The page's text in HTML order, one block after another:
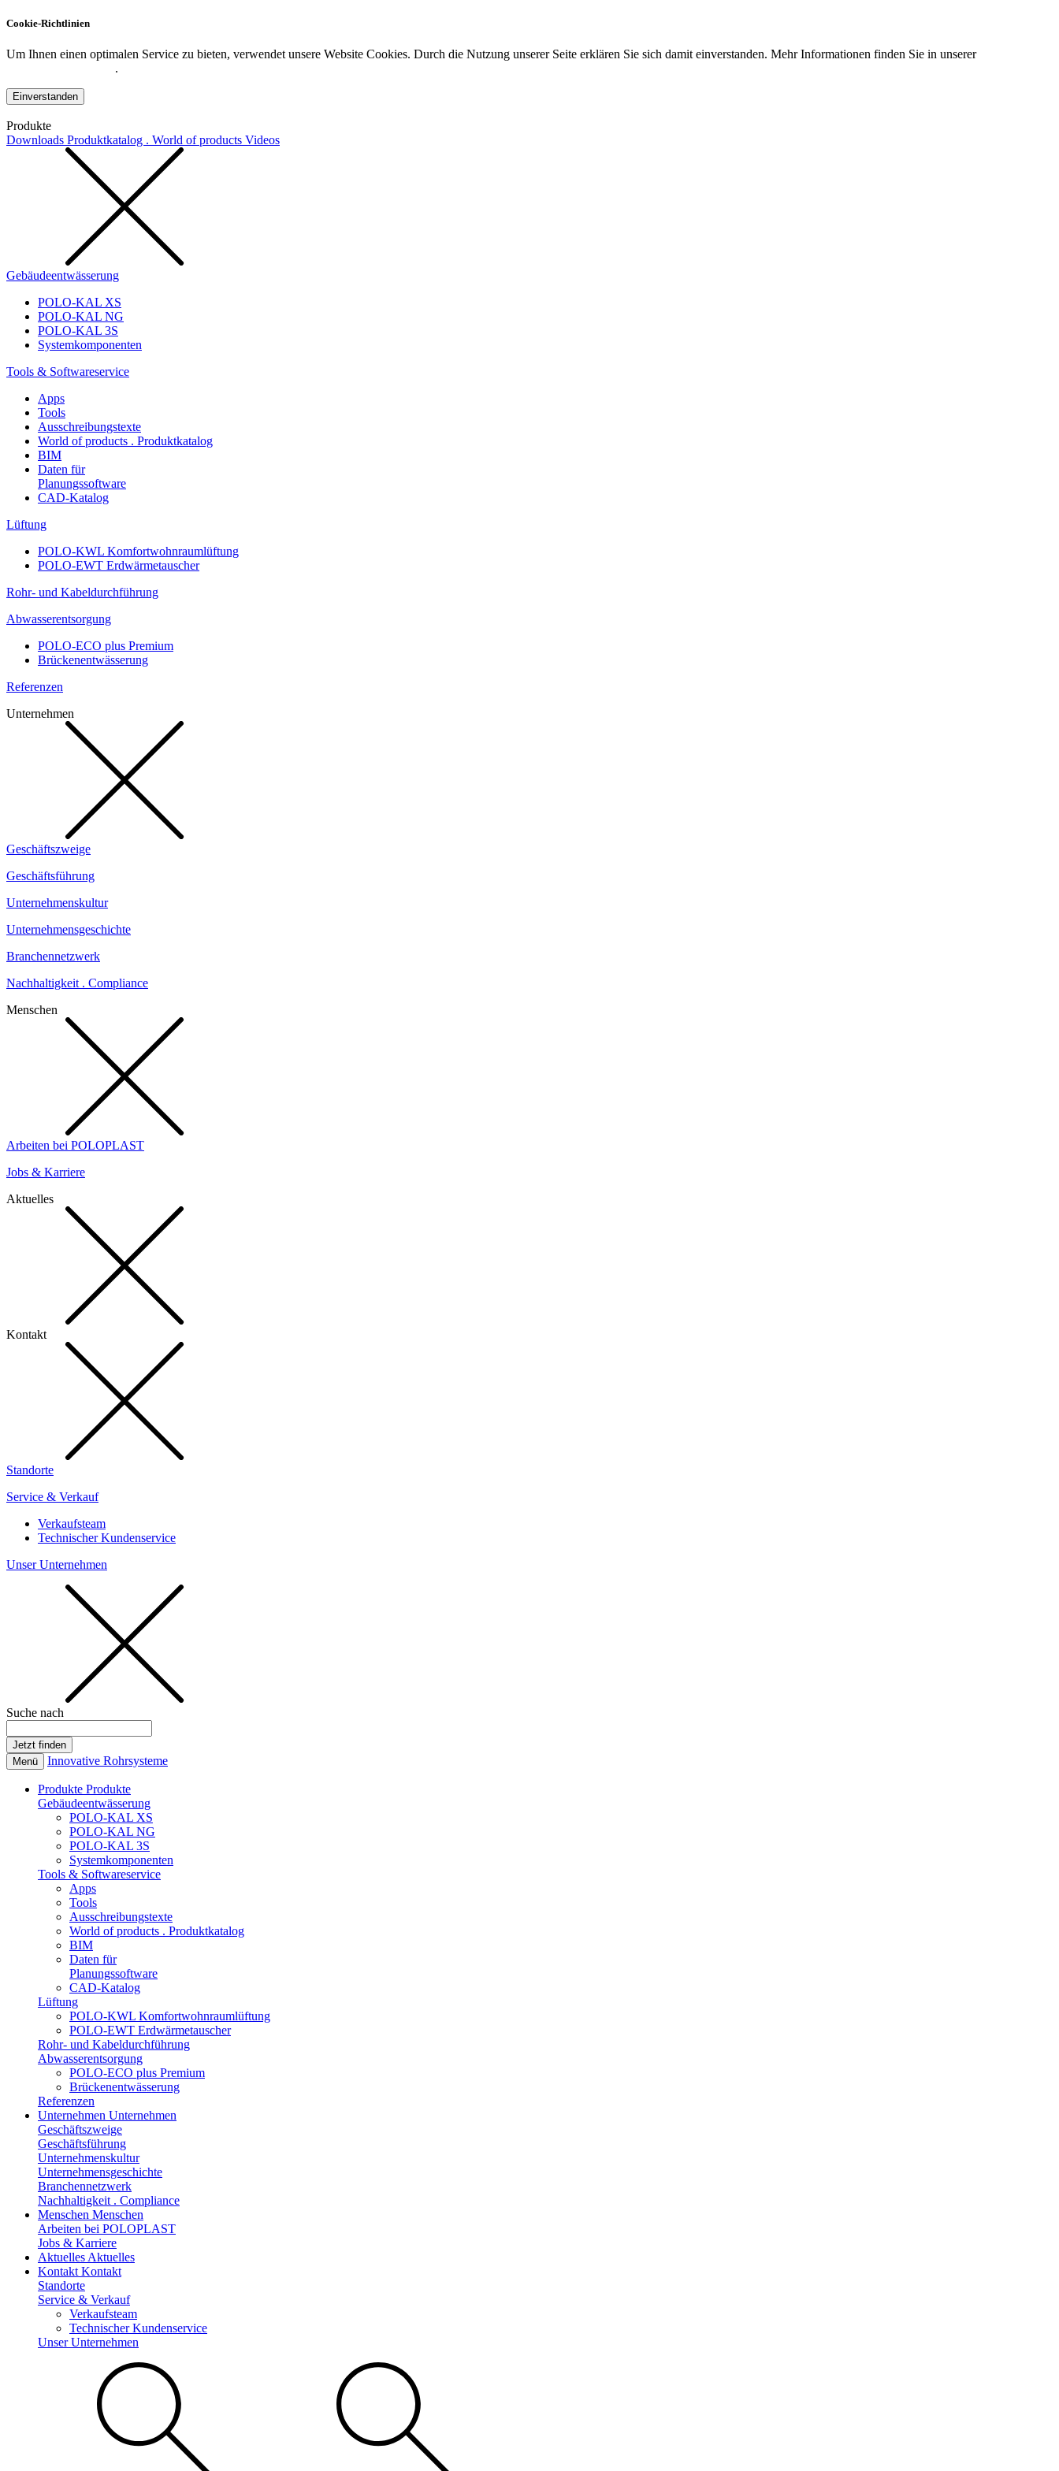
Cookie-Richtlinien
Um Ihnen einen optimalen Service zu bieten, verwendet unsere Website Cookies. Durch die Nutzung unserer Seite erklären Sie sich damit einverstanden. Mehr Informationen finden Sie in unserer
.
Einverstanden
Produkte
Downloads Produktkatalog . World of products Videos
Gebäudeentwässerung
POLO-KAL XS
POLO-KAL NG
POLO-KAL 3S
Systemkomponenten
Tools & Softwareservice
Apps
Tools
Ausschreibungstexte
World of products . Produktkatalog
BIM
Daten für
Planungssoftware
CAD-Katalog
Lüftung
POLO-KWL Komfortwohnraumlüftung
POLO-EWT Erdwärmetauscher
Rohr- und Kabeldurchführung
Abwasserentsorgung
POLO-ECO plus Premium
Brückenentwässerung
Referenzen
Unternehmen
Geschäftszweige
Geschäftsführung
Unternehmenskultur
Unternehmensgeschichte
Branchennetzwerk
Nachhaltigkeit . Compliance
Menschen
Arbeiten bei POLOPLAST
Jobs & Karriere
Aktuelles
Kontakt
Standorte
Service & Verkauf
Verkaufsteam
Technischer Kundenservice
Unser Unternehmen
Suche nach
Menü Innovative Rohrsysteme
Produkte Produkte
Gebäudeentwässerung
POLO-KAL XS
POLO-KAL NG
POLO-KAL 3S
Systemkomponenten
Tools & Softwareservice
Apps
Tools
Ausschreibungstexte
World of products . Produktkatalog
BIM
Daten für
Planungssoftware
CAD-Katalog
Lüftung
POLO-KWL Komfortwohnraumlüftung
POLO-EWT Erdwärmetauscher
Rohr- und Kabeldurchführung
Abwasserentsorgung
POLO-ECO plus Premium
Brückenentwässerung
Referenzen
Unternehmen Unternehmen
Geschäftszweige
Geschäftsführung
Unternehmenskultur
Unternehmensgeschichte
Branchennetzwerk
Nachhaltigkeit . Compliance
Menschen Menschen
Arbeiten bei POLOPLAST
Jobs & Karriere
Aktuelles Aktuelles
Kontakt Kontakt
Standorte
Service & Verkauf
Verkaufsteam
Technischer Kundenservice
Unser Unternehmen